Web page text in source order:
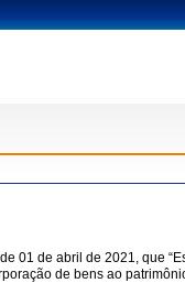
01 de abril de 2021, que
de bens ao